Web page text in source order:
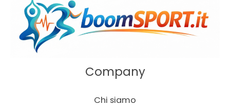
Company
Chi siamo